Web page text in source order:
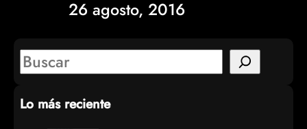
26 agosto, 2016
S
a
Lo más reciente